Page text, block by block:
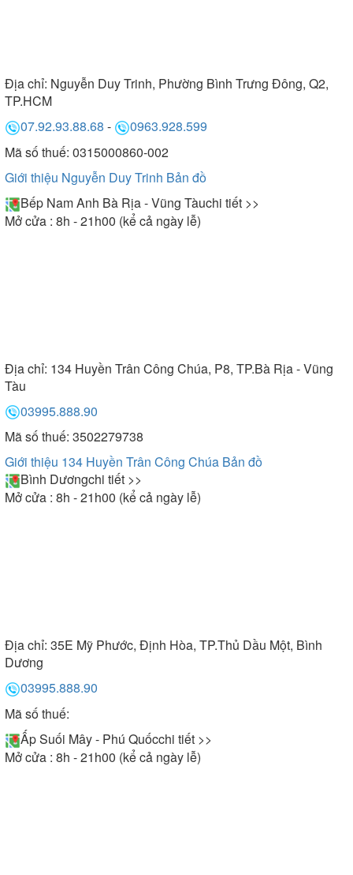
Địa chỉ: Nguyễn Duy Trinh, Phường Bình Trưng Đông, Q2,
TP.HCM
07.92.93.88.68 -
0963.928.599
Mã số thuế: 0315000860-002
Giới thiệu Nguyễn Duy Trinh Bản đồ
Bếp Nam Anh Bà Rịa - Vũng Tàuchi tiết >>
Mở cửa : 8h - 21h00 (kể cả ngày lễ)
Địa chỉ: 134 Huyền Trân Công Chúa, P8, TP.Bà Rịa - Vũng
Tàu
03995.888.90
Mã số thuế: 3502279738
Giới thiệu 134 Huyền Trân Công Chúa Bản đồ
Bình Dươngchi tiết >>
Mở cửa : 8h - 21h00 (kể cả ngày lễ)
Địa chỉ: 35E Mỹ Phước, Định Hòa, TP.Thủ Dầu Một, Bình
Dương
03995.888.90
Mã số thuế:
Ấp Suối Mây - Phú Quốcchi tiết >>
Mở cửa : 8h - 21h00 (kể cả ngày lễ)